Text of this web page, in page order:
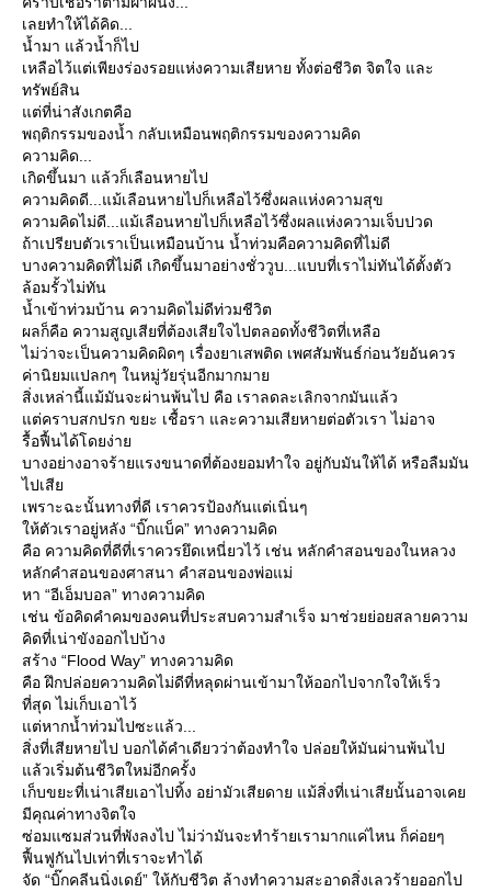
เลยทำให้ได้คิด...
น้ำมา แล้วน้ำก็ไป
เหลือไว้แต่เพียงร่องรอยแห่งความเสียหาย ทั้งต่อชีวิต จิตใจ และ
ทรัพย์สิน
แต่ที่น่าสังเกตคือ
พฤติกรรมของน้ำ กลับเหมือนพฤติกรรมของความคิด
ความคิด...
เกิดขึ้นมา แล้วก็เลือนหายไป
ความคิดดี...แม้เลือนหายไปก็เหลือไว้ซึ่งผลแห่งความสุข
ความคิดไม่ดี...แม้เลือนหายไปก็เหลือไว้ซึ่งผลแห่งความเจ็บปวด
ถ้าเปรียบตัวเราเป็นเหมือนบ้าน น้ำท่วมคือความคิดที่ไม่ดี
บางความคิดที่ไม่ดี เกิดขึ้นมาอย่างชั่ววูบ...แบบที่เราไม่ทันได้ตั้งตัว
ล้อมรั้วไม่ทัน
น้ำเข้าท่วมบ้าน ความคิดไม่ดีท่วมชีวิต
ผลก็คือ ความสูญเสียที่ต้องเสียใจไปตลอดทั้งชีวิตที่เหลือ
ไม่ว่าจะเป็นความคิดผิดๆ เรื่องยาเสพติด เพศสัมพันธ์ก่อนวัยอันควร
ค่านิยมแปลกๆ ในหมู่วัยรุ่นอีกมากมาย
สิ่งเหล่านี้แม้มันจะผ่านพ้นไป คือ เราลดละเลิกจากมันแล้ว
แต่คราบสกปรก ขยะ เชื้อรา และความเสียหายต่อตัวเรา ไม่อาจ
รื้อฟื้นได้โดยง่าย
บางอย่างอาจร้ายแรงขนาดที่ต้องยอมทำใจ อยู่กับมันให้ได้ หรือลืมมัน
ไปเสีย
เพราะฉะนั้นทางที่ดี เราควรป้องกันแต่เนิ่นๆ
ให้ตัวเราอยู่หลัง “บิ๊กแบ็ค” ทางความคิด
คือ ความคิดที่ดีที่เราควรยึดเหนี่ยวไว้ เช่น หลักคำสอนของในหลวง
หลักคำสอนของศาสนา คำสอนของพ่อแม่
หา “อีเอ็มบอล” ทางความคิด
เช่น ข้อคิดคำคมของคนที่ประสบความสำเร็จ มาช่วยย่อยสลายความ
คิดที่เน่าขังออกไปบ้าง
สร้าง “Flood Way” ทางความคิด
คือ ฝึกปล่อยความคิดไม่ดีที่หลุดผ่านเข้ามาให้ออกไปจากใจให้เร็ว
ที่สุด ไม่เก็บเอาไว้
แต่หากน้ำท่วมไปซะแล้ว...
สิ่งที่เสียหายไป บอกได้คำเดียวว่าต้องทำใจ ปล่อยให้มันผ่านพ้นไป
แล้วเริ่มต้นชีวิตใหม่อีกครั้ง
เก็บขยะที่เน่าเสียเอาไปทิ้ง อย่ามัวเสียดาย แม้สิ่งที่เน่าเสียนั้นอาจเคย
มีคุณค่าทางจิตใจ
ซ่อมแซมส่วนที่พังลงไป ไม่ว่ามันจะทำร้ายเรามากแค่ไหน ก็ค่อยๆ
ฟื้นฟูกันไปเท่าที่เราจะทำได้
จัด “บิ๊กคลีนนิ่งเดย์” ให้กับชีวิต ล้างทำความสะอาดสิ่งเลวร้ายออกไป